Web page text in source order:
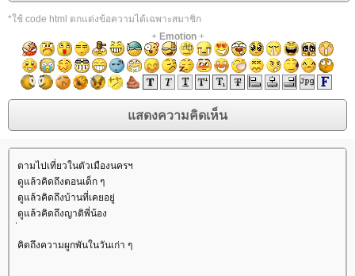
*ใช้ code html ตกแต่งข้อความได้เฉพาะสมาชิก
+ Emotion+
ตามไปเที่ยวในตัวเมืองนครฯ
ดูแล้วคิดถึงตอนเด็ก ๆ
ดูแล้วคิดถึงบ้านที่เคยอยู่
ดูแล้วคิดถึงญาติพี่น้อง
คิดถึงความผูกพันในวันเก่า ๆ